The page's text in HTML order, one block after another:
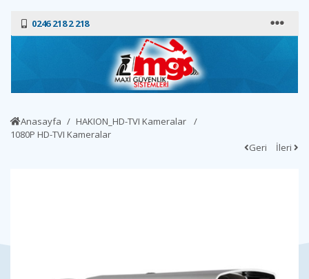
0246 218 2 218
Anasayfa
HAKION_HD-TVI Kameralar
1080P HD-TVI Kameralar
Geri
İleri